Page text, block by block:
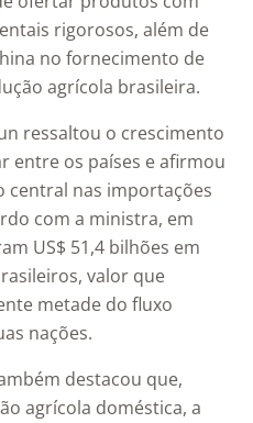
rigorosos, além de
no fornecimento de
agrícola brasileira.
ressaltou o crescimento
entre os países e afirmou
central nas importações
com a ministra, em
US$ 51,4 bilhões em
valor que
metade do fluxo
nações.
destacou que,
agrícola doméstica, a